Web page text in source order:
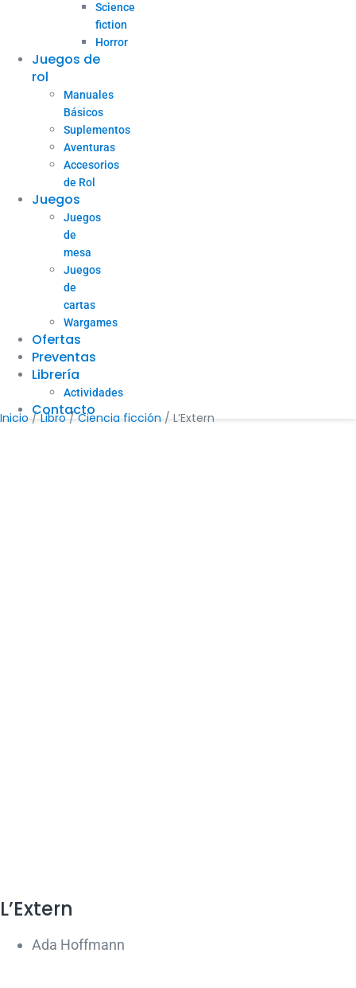
Science
fiction
Horror
Juegos de
rol
Manuales
Básicos
Suplementos
Aventuras
Accesorios
de Rol
Juegos
Juegos
de
mesa
Juegos
de
cartas
Wargames
Ofertas
Preventas
Librería
Actividades
Contacto
Inicio /Libro/Ciencia ficción / L’Extern
L’Extern
Ada Hoffmann